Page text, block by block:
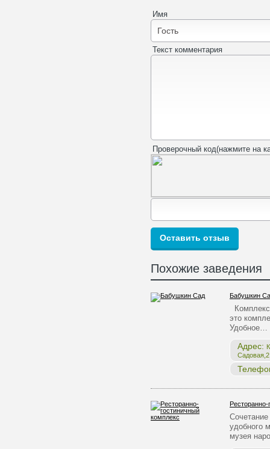
Имя
Текст комментария
Проверочный код(нажмите на
Похожие заведения
Бабушкин
это
Удобное…
Адрес:
удобного
музея